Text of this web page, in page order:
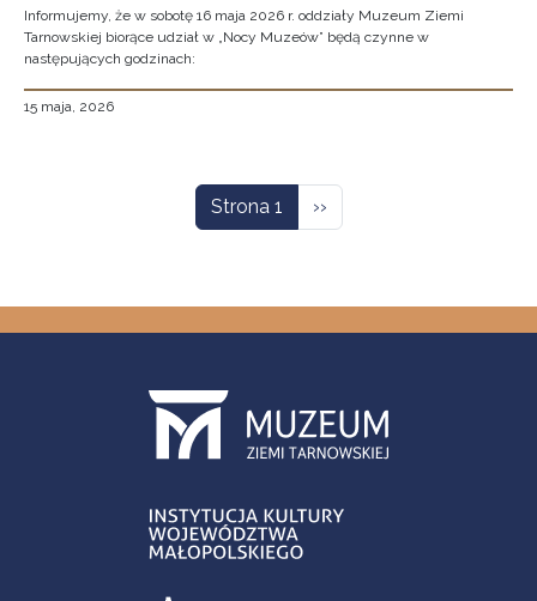
Informujemy, że w sobotę 16 maja 2026 r. oddziały Muzeum Ziemi
Tarnowskiej biorące udział w „Nocy Muzeów” będą czynne w
następujących godzinach:
15 maja, 2026
Strona 1 Następna strona
››